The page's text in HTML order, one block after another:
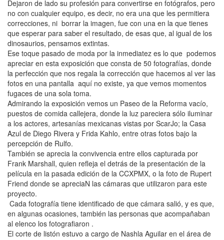
Dejaron de lado su profesión para convertirse en fotógrafos, pero
no con cualquier equipo, es decir, no era una que les permitiera
correcciones, ni borrar la imagen, fue con una en la que tienes
que esperar para saber el resultado, de esas que, al igual de los
dinosaurios, pensamos extintas.
Ese toque pasado de moda por la inmediatez es lo que podemos
apreciar en esta exposición que consta de 50 fotografías, donde
la perfección que nos regala la corrección que hacemos al ver las
fotos en una pantalla aquí no existe, ya que vemos momentos
fugaces de una sola toma.
Admirando la exposición vemos un Paseo de la Reforma vacío,
puestos de comida callejera, donde la luz pareciera sólo iluminar
a los actores, artesanías mexicanas vistas por ScarJo; la Casa
Azul de Diego Rivera y Frida Kahlo, entre otras fotos bajo la
percepción de Rulfo.
También se aprecia la convivencia entre ellos capturada por
Frank Marshall, quien refleja el detrás de la presentación de la
película en la pasada edición de la CCXPMX, o la foto de Rupert
Friend donde se apreciaN las cámaras que utilizaron para este
proyecto.
Cada fotografía tiene identificado de que cámara salió, y es que,
en algunas ocasiones, también las personas que acompañaban
al elenco los fotografiaron .
El corte de listón estuvo a cargo de Nashla Aguilar en el área de